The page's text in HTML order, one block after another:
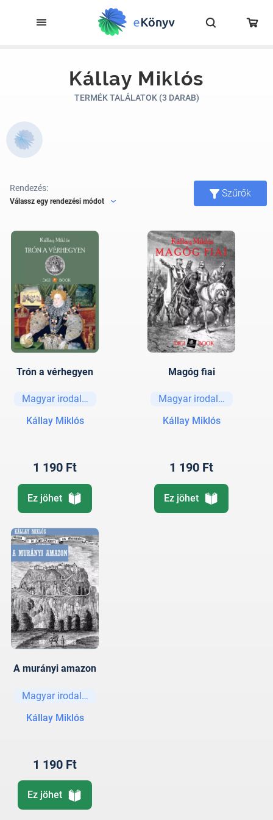
Kállay Miklós
TERMÉK TALÁLATOK (3 DARAB)
Rendezés:
Válassz egy rendezési módot
Szűrők
Trón a vérhegyen
Magyar irodalom
Kállay Miklós
1 190 Ft
Ez jöhet
Magóg fiai
Magyar irodalom
Kállay Miklós
1 190 Ft
Ez jöhet
A murányi amazon
Magyar irodalom
Kállay Miklós
1 190 Ft
Ez jöhet